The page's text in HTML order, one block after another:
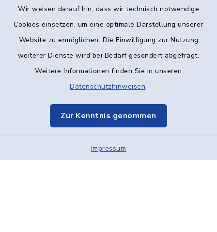
Wir weisen darauf hin, dass wir technisch notwendige
Cookies einsetzen, um eine optimale Darstellung unserer
Website zu ermöglichen. Die Einwilligung zur Nutzung
weiterer Dienste wird bei Bedarf gesondert abgefragt.
Weitere Informationen finden Sie in unseren
Datenschutzhinweisen.
Zur Kenntnis genommen
Impressum
Kontakt
Datenschutz
Elektronische Kommunikation
Sitemap